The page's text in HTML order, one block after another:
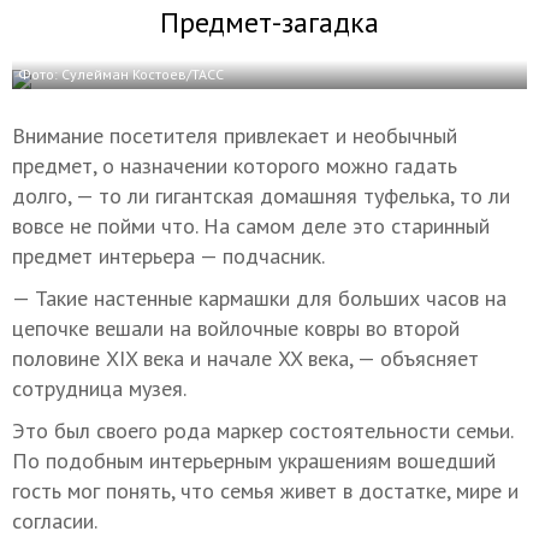
Предмет-загадка
Фото: Сулейман Костоев/ТАСС
Внимание посетителя привлекает и необычный
предмет, о назначении которого можно гадать
долго, — то ли гигантская домашняя туфелька, то ли
вовсе не пойми что. На самом деле это старинный
предмет интерьера — подчасник.
— Такие настенные кармашки для больших часов на
цепочке вешали на войлочные ковры во второй
половине XIX века и начале XX века, — объясняет
сотрудница музея.
Это был своего рода маркер состоятельности семьи.
По подобным интерьерным украшениям вошедший
гость мог понять, что семья живет в достатке, мире и
согласии.